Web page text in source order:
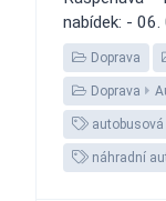
nabídek: -
Doprava
Doprava
autobusová
náhradní